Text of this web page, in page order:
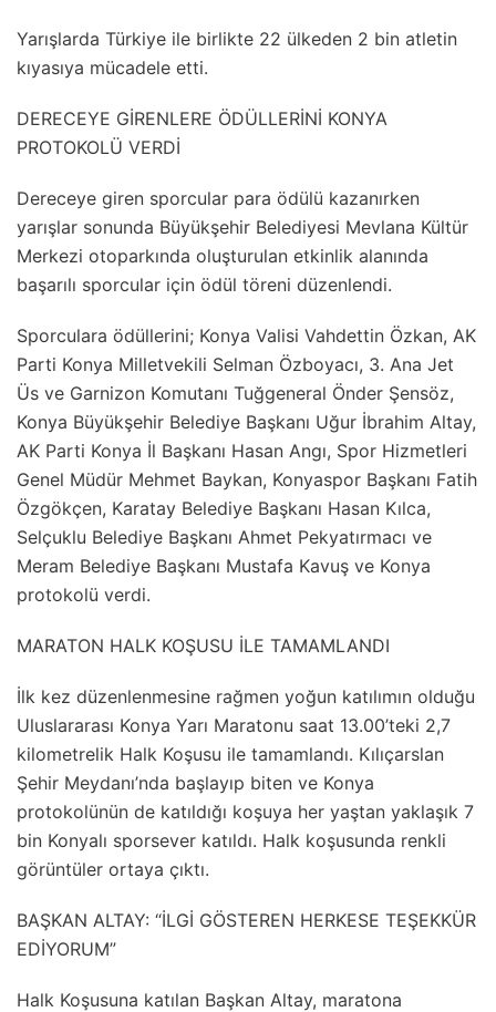
Yarışlarda Türkiye ile birlikte 22 ülkeden 2 bin atletin
kıyasıya mücadele etti.
DERECEYE GİRENLERE ÖDÜLLERİNİ KONYA
PROTOKOLÜ VERDİ
Dereceye giren sporcular para ödülü kazanırken
yarışlar sonunda Büyükşehir Belediyesi Mevlana Kültür
Merkezi otoparkında oluşturulan etkinlik alanında
başarılı sporcular için ödül töreni düzenlendi.
Sporculara ödüllerini; Konya Valisi Vahdettin Özkan, AK
Parti Konya Milletvekili Selman Özboyacı, 3. Ana Jet
Üs ve Garnizon Komutanı Tuğgeneral Önder Şensöz,
Konya Büyükşehir Belediye Başkanı Uğur İbrahim Altay,
AK Parti Konya İl Başkanı Hasan Angı, Spor Hizmetleri
Genel Müdür Mehmet Baykan, Konyaspor Başkanı Fatih
Özgökçen, Karatay Belediye Başkanı Hasan Kılca,
Selçuklu Belediye Başkanı Ahmet Pekyatırmacı ve
Meram Belediye Başkanı Mustafa Kavuş ve Konya
protokolü verdi.
MARATON HALK KOŞUSU İLE TAMAMLANDI
İlk kez düzenlenmesine rağmen yoğun katılımın olduğu
Uluslararası Konya Yarı Maratonu saat 13.00’teki 2,7
kilometrelik Halk Koşusu ile tamamlandı. Kılıçarslan
Şehir Meydanı’nda başlayıp biten ve Konya
protokolünün de katıldığı koşuya her yaştan yaklaşık 7
bin Konyalı sporsever katıldı. Halk koşusunda renkli
görüntüler ortaya çıktı.
BAŞKAN ALTAY: “İLGİ GÖSTEREN HERKESE TEŞEKKÜR
EDİYORUM”
Halk Koşusuna katılan Başkan Altay, maratona